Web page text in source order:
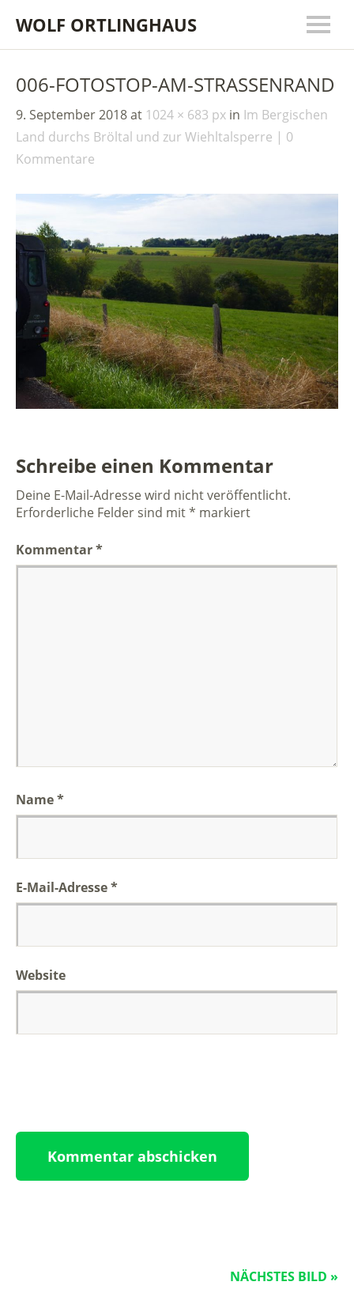
WOLF ORTLINGHAUS
006-FOTOSTOP-AM-STRASSENRAND
9. September 2018at 1024 × 683 px in Im Bergischen
Land durchs Bröltal und zur Wiehltalsperre
0
Kommentare
Schreibe einen Kommentar
Deine E-Mail-Adresse wird nicht veröffentlicht.
Erforderliche Felder sind mit* markiert
Kommentar*
Name*
E-Mail-Adresse*
Website
NÄCHSTES BILD »